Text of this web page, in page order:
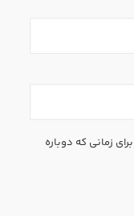
زمانی که دوباره